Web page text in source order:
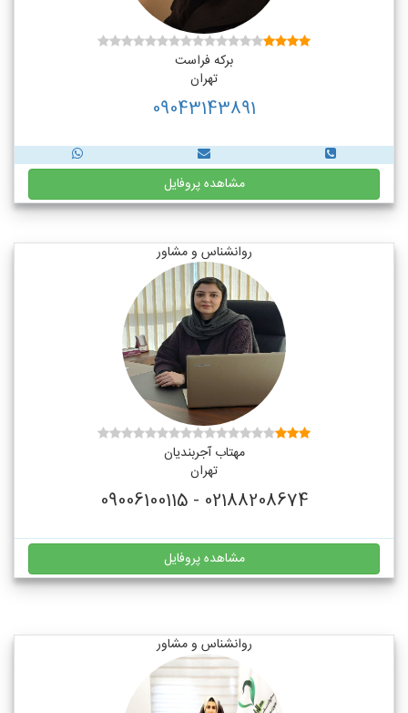
برکه فراست
تهران
09043143891
مشاهده پروفایل
روانشناس و مشاور
مهتاب آجربندیان
تهران
02188208674 - 09006100115
مشاهده پروفایل
روانشناس و مشاور